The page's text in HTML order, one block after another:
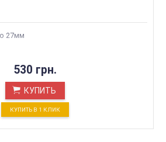
27мм
530 грн.
КУПИТЬ
КУПИТЬ В 1 КЛИК